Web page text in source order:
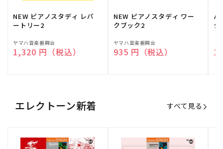
NEW ピアノスタディ レパ
ートリー2
販
売
ヤマハ音楽振興会
通常価格
1,320 円（税込）
NEW ピアノスタディ ワー
クブック2
販
売
ヤマハ音楽振興会
通常価格
935 円（税込）
バ
ク
売
エレクトーン新着 すべて見る